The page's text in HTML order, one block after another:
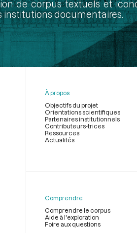
de corpus textuels et
institutions documentaires.
page
À propos
Objectifs du projet
Orientations scientifiques
Partenaires institutionnels
Contributeurs-trices
Ressources
Actualités
Comprendre
Comprendre le corpus
Aide à l'exploration
Foire aux questions